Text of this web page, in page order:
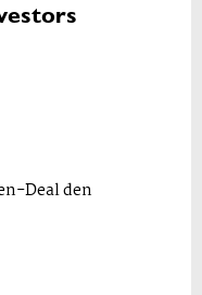
Deal den